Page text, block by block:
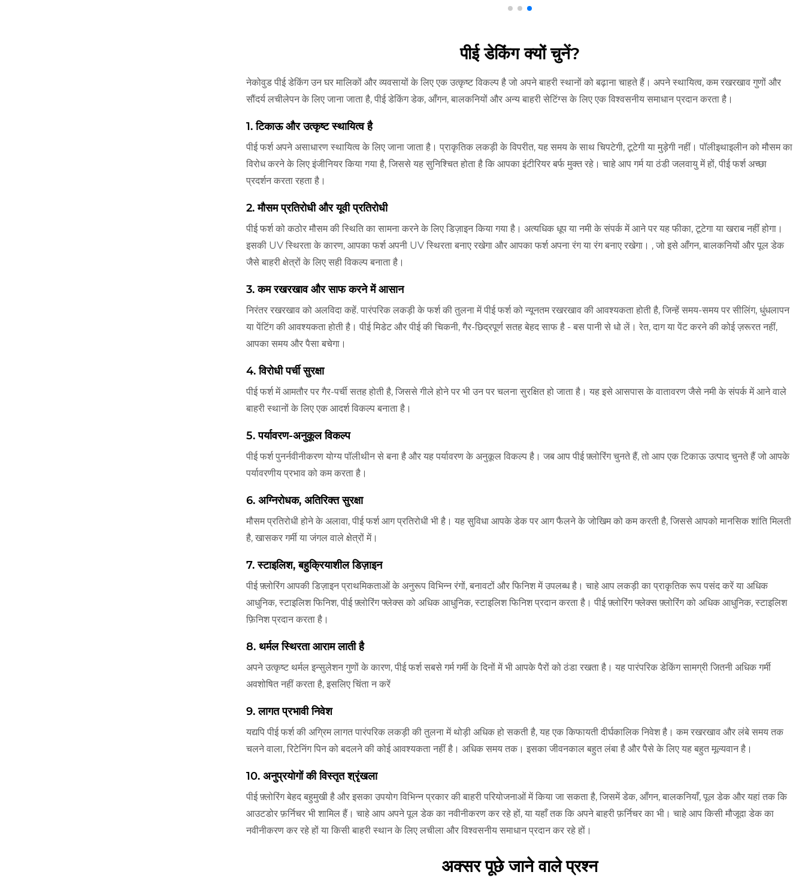
पीई डेकिंग क्यों चुनें?
नेकोवुड पीई डेकिंग उन घर मालिकों और व्यवसायों के लिए एक उत्कृष्ट विकल्प है जो अपने बाहरी स्थानों को बढ़ाना चाहते हैं। अपने स्थायित्व, कम रखरखाव गुणों और
सौंदर्य लचीलेपन के लिए जाना जाता है, पीई डेकिंग डेक, आँगन, बालकनियों और अन्य बाहरी सेटिंग्स के लिए एक विश्वसनीय समाधान प्रदान करता है।
1. टिकाऊ और उत्कृष्ट स्थायित्व है
पीई फर्श अपने असाधारण स्थायित्व के लिए जाना जाता है। प्राकृतिक लकड़ी के विपरीत, यह समय के साथ चिपटेगी, टूटेगी या मुड़ेगी नहीं। पॉलीइथाइलीन को मौसम का
विरोध करने के लिए इंजीनियर किया गया है, जिससे यह सुनिश्चित होता है कि आपका इंटीरियर बर्फ मुक्त रहे। चाहे आप गर्म या ठंडी जलवायु में हों, पीई फर्श अच्छा
प्रदर्शन करता रहता है।
2. मौसम प्रतिरोधी और यूवी प्रतिरोधी
पीई फर्श को कठोर मौसम की स्थिति का सामना करने के लिए डिज़ाइन किया गया है। अत्यधिक धूप या नमी के संपर्क में आने पर यह फीका, टूटेगा या खराब नहीं होगा।
इसकी UV स्थिरता के कारण, आपका फर्श अपनी UV स्थिरता बनाए रखेगा और आपका फर्श अपना रंग या रंग बनाए रखेगा। , जो इसे आँगन, बालकनियों और पूल डेक
जैसे बाहरी क्षेत्रों के लिए सही विकल्प बनाता है।
3. कम रखरखाव और साफ करने में आसान
निरंतर रखरखाव को अलविदा कहें. पारंपरिक लकड़ी के फर्श की तुलना में पीई फर्श को न्यूनतम रखरखाव की आवश्यकता होती है, जिन्हें समय-समय पर सीलिंग, धुंधलापन
या पेंटिंग की आवश्यकता होती है। पीई मिडेट और पीई की चिकनी, गैर-छिद्रपूर्ण सतह बेहद साफ है - बस पानी से धो लें। रेत, दाग या पेंट करने की कोई ज़रूरत नहीं,
आपका समय और पैसा बचेगा।
4. विरोधी पर्ची सुरक्षा
पीई फर्श में आमतौर पर गैर-पर्ची सतह होती है, जिससे गीले होने पर भी उन पर चलना सुरक्षित हो जाता है। यह इसे आसपास के वातावरण जैसे नमी के संपर्क में आने वाले
बाहरी स्थानों के लिए एक आदर्श विकल्प बनाता है।
5. पर्यावरण-अनुकूल विकल्प
पीई फर्श पुनर्नवीनीकरण योग्य पॉलीथीन से बना है और यह पर्यावरण के अनुकूल विकल्प है। जब आप पीई फ़्लोरिंग चुनते हैं, तो आप एक टिकाऊ उत्पाद चुनते हैं जो आपके
पर्यावरणीय प्रभाव को कम करता है।
6. अग्निरोधक, अतिरिक्त सुरक्षा
मौसम प्रतिरोधी होने के अलावा, पीई फर्श आग प्रतिरोधी भी है। यह सुविधा आपके डेक पर आग फैलने के जोखिम को कम करती है, जिससे आपको मानसिक शांति मिलती
है, खासकर गर्मी या जंगल वाले क्षेत्रों में।
7. स्टाइलिश, बहुक्रियाशील डिज़ाइन
पीई फ़्लोरिंग आपकी डिज़ाइन प्राथमिकताओं के अनुरूप विभिन्न रंगों, बनावटों और फिनिश में उपलब्ध है। चाहे आप लकड़ी का प्राकृतिक रूप पसंद करें या अधिक
आधुनिक, स्टाइलिश फिनिश, पीई फ़्लोरिंग फ्लेक्स को अधिक आधुनिक, स्टाइलिश फिनिश प्रदान करता है। पीई फ़्लोरिंग फ्लेक्स फ़्लोरिंग को अधिक आधुनिक, स्टाइलिश
फ़िनिश प्रदान करता है।
8. थर्मल स्थिरता आराम लाती है
अपने उत्कृष्ट थर्मल इन्सुलेशन गुणों के कारण, पीई फर्श सबसे गर्म गर्मी के दिनों में भी आपके पैरों को ठंडा रखता है। यह पारंपरिक डेकिंग सामग्री जितनी अधिक गर्मी
अवशोषित नहीं करता है, इसलिए चिंता न करें
9. लागत प्रभावी निवेश
यद्यपि पीई फर्श की अग्रिम लागत पारंपरिक लकड़ी की तुलना में थोड़ी अधिक हो सकती है, यह एक किफायती दीर्घकालिक निवेश है। कम रखरखाव और लंबे समय तक
चलने वाला, रिटेनिंग पिन को बदलने की कोई आवश्यकता नहीं है। अधिक समय तक। इसका जीवनकाल बहुत लंबा है और पैसे के लिए यह बहुत मूल्यवान है।
10. अनुप्रयोगों की विस्तृत श्रृंखला
पीई फ़्लोरिंग बेहद बहुमुखी है और इसका उपयोग विभिन्न प्रकार की बाहरी परियोजनाओं में किया जा सकता है, जिसमें डेक, आँगन, बालकनियाँ, पूल डेक और यहां तक ​​कि
आउटडोर फ़र्निचर भी शामिल हैं। चाहे आप अपने पूल डेक का नवीनीकरण कर रहे हों, या यहाँ तक कि अपने बाहरी फ़र्निचर का भी। चाहे आप किसी मौजूदा डेक का
नवीनीकरण कर रहे हों या किसी बाहरी स्थान के लिए लचीला और विश्वसनीय समाधान प्रदान कर रहे हों।
अक्सर पूछे जाने वाले प्रश्न